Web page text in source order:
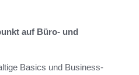
auf Büro- und
Basics und Business-